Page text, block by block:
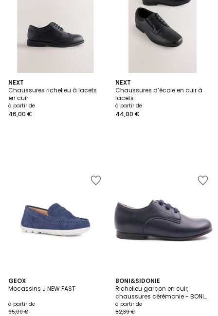
NEXT
Chaussures richelieu à lacets
en cuir
à partir de
46,00 €
NEXT
Chaussures d’école en cuir à
lacets
à partir de
44,00 €
GEOX
Mocassins J NEW FAST
à partir de
65,00 €
BONI&SIDONIE
Richelieu garçon en cuir,
chaussures cérémonie - BONI
JOHN
à partir de
82,39 €
3
Couleurs